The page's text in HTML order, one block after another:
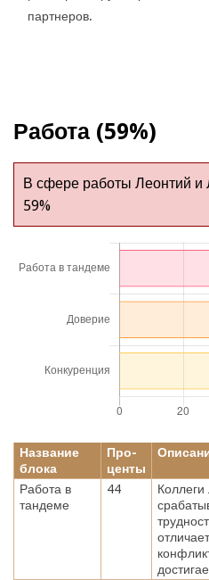
партнеров.
Работа (59%)
В сфере работы Леонтий и
59%
Название
блока
Про-
центы
Работа в
тандеме
44